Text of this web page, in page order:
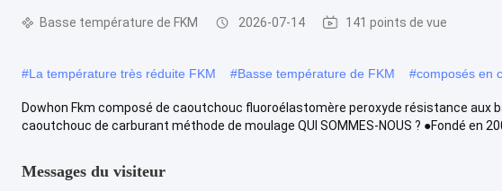
Basse température de FKM 2026-07-14 141 points de vue
#La température très réduite FKM #Basse température de FKM #composés en
Dowhon Fkm composé de caoutchouc fluoroélastomère peroxyde résistance
caoutchouc de carburant méthode de moulage QUI SOMMES-NOUS ? ●Fondé en
Messages du visiteur